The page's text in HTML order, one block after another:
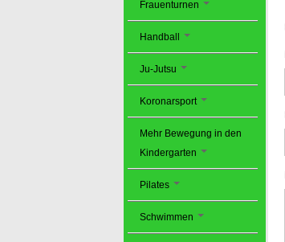
Frauenturnen
Handball
Ju-Jutsu
Koronarsport
Mehr Bewegung in den
Kindergarten
Pilates
Schwimmen